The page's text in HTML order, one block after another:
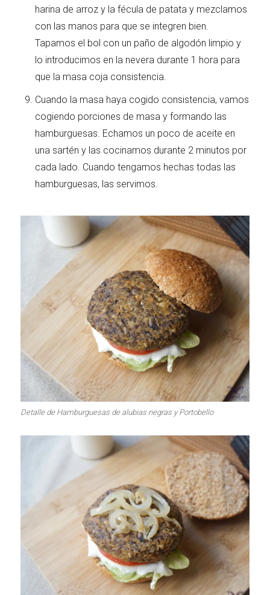
harina de arroz y la fécula de patata y mezclamos
con las manos para que se integren bien.
Tapamos el bol con un paño de algodón limpio y
lo introducimos en la nevera durante 1 hora para
que la masa coja consistencia.
Cuando la masa haya cogido consistencia, vamos
cogiendo porciones de masa y formando las
hamburguesas. Echamos un poco de aceite en
una sartén y las cocinamos durante 2 minutos por
cada lado. Cuando tengamos hechas todas las
hamburguesas, las servimos.
Detalle de Hamburguesas de alubias negras y Portobello